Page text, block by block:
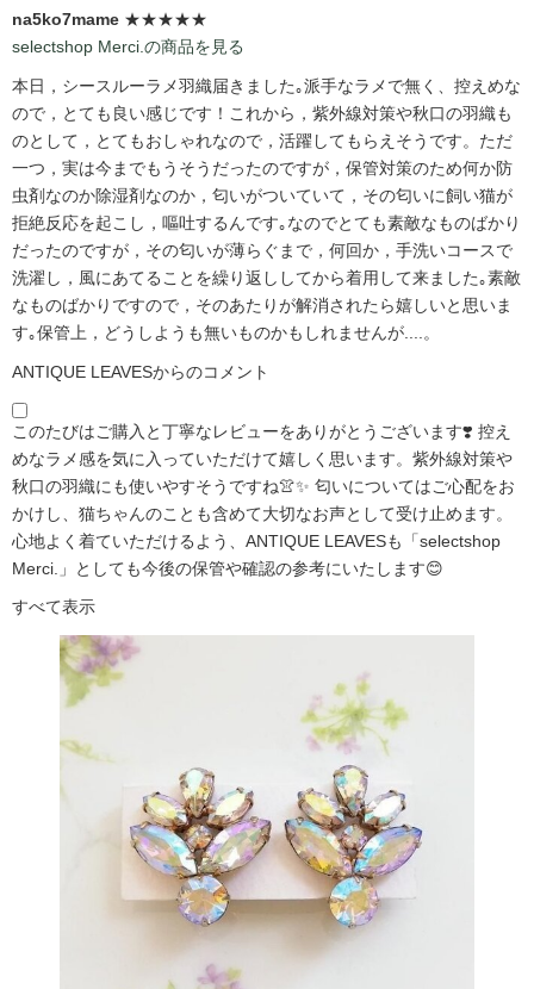
na5ko7mame ★★★★★
selectshop Merci.の商品を見る
本日，シースルーラメ羽織届きました｡派手なラメで無く、控えめな
ので，とても良い感じです！これから，紫外線対策や秋口の羽織も
のとして，とてもおしゃれなので，活躍してもらえそうです。ただ
一つ，実は今までもうそうだったのですが，保管対策のため何か防
虫剤なのか除湿剤なのか，匂いがついていて，その匂いに飼い猫が
拒絶反応を起こし，嘔吐するんです｡なのでとても素敵なものばかり
だったのですが，その匂いが薄らぐまで，何回か，手洗いコースで
洗濯し，風にあてることを繰り返ししてから着用して来ました｡素敵
なものばかりですので，そのあたりが解消されたら嬉しいと思いま
す｡保管上，どうしようも無いものかもしれませんが....。
ANTIQUE LEAVESからのコメント
このたびはご購入と丁寧なレビューをありがとうございます❣️ 控え
めなラメ感を気に入っていただけて嬉しく思います。紫外線対策や
秋口の羽織にも使いやすそうですね👚✨ 匂いについてはご心配をお
かけし、猫ちゃんのことも含めて大切なお声として受け止めます。
心地よく着ていただけるよう、ANTIQUE LEAVESも「selectshop
Merci.」としても今後の保管や確認の参考にいたします😊
すべて表示